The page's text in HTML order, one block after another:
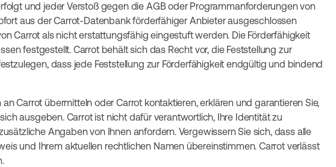
und jeder Verstoß gegen die AGB oder Programmanforderungen von
aus der Carrot-Datenbank förderfähiger Anbieter ausgeschlossen
Carrot als nicht erstattungsfähig eingestuft werden. Die Förderfähigkeit
festgestellt. Carrot behält sich das Recht vor, die Feststellung zur
dass jede Feststellung zur Förderfähigkeit endgültig und bindend
Carrot übermitteln oder Carrot kontaktieren, erklären und garantieren Sie,
ausgeben. Carrot ist nicht dafür verantwortlich, Ihre Identität zu
Angaben von Ihnen anfordern. Vergewissern Sie sich, dass alle
und Ihrem aktuellen rechtlichen Namen übereinstimmen. Carrot verlässt